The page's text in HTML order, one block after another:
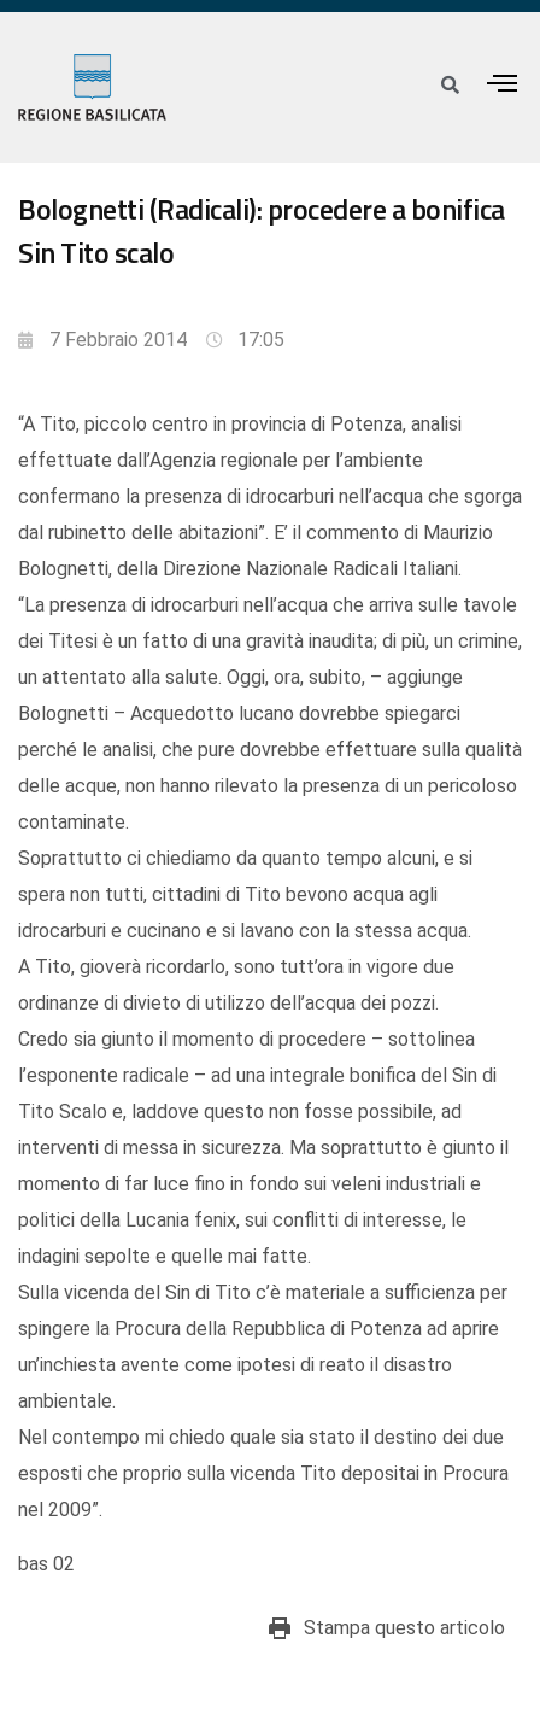
Bolognetti (Radicali): procedere a bonifica
Sin Tito scalo
7 Febbraio 2014 17:05
“A Tito, piccolo centro in provincia di Potenza, analisi
effettuate dall’Agenzia regionale per l’ambiente
confermano la presenza di idrocarburi nell’acqua che sgorga
dal rubinetto delle abitazioni”. E’ il commento di Maurizio
Bolognetti, della Direzione Nazionale Radicali Italiani.
“La presenza di idrocarburi nell’acqua che arriva sulle tavole
dei Titesi è un fatto di una gravità inaudita; di più, un crimine,
un attentato alla salute. Oggi, ora, subito, – aggiunge
Bolognetti – Acquedotto lucano dovrebbe spiegarci
perché le analisi, che pure dovrebbe effettuare sulla qualità
delle acque, non hanno rilevato la presenza di un pericoloso
contaminate.
Soprattutto ci chiediamo da quanto tempo alcuni, e si
spera non tutti, cittadini di Tito bevono acqua agli
idrocarburi e cucinano e si lavano con la stessa acqua.
A Tito, gioverà ricordarlo, sono tutt’ora in vigore due
ordinanze di divieto di utilizzo dell’acqua dei pozzi.
Credo sia giunto il momento di procedere – sottolinea
l’esponente radicale – ad una integrale bonifica del Sin di
Tito Scalo e, laddove questo non fosse possibile, ad
interventi di messa in sicurezza. Ma soprattutto è giunto il
momento di far luce fino in fondo sui veleni industriali e
politici della Lucania fenix, sui conflitti di interesse, le
indagini sepolte e quelle mai fatte.
Sulla vicenda del Sin di Tito c’è materiale a sufficienza per
spingere la Procura della Repubblica di Potenza ad aprire
un’inchiesta avente come ipotesi di reato il disastro
ambientale.
Nel contempo mi chiedo quale sia stato il destino dei due
esposti che proprio sulla vicenda Tito depositai in Procura
nel 2009”.
bas 02
Stampa questo articolo